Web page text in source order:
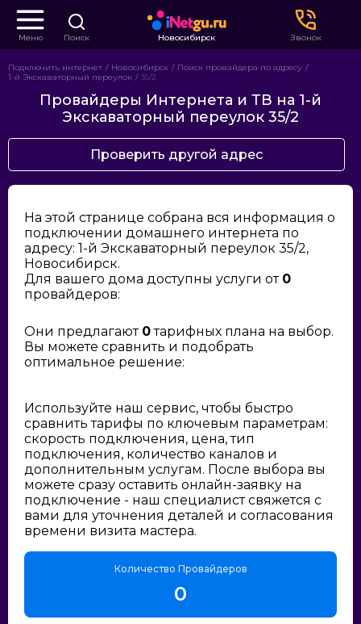
Меню Поиск Новосибирск Звонок
Подключить интернет Новосибирск
Поиск провайдера по адресу
1-й Экскаваторный переулок
35/2
Провайдеры Интернета и ТВ на 1-й
Экскаваторный переулок 35/2
Проверить другой адрес
На этой странице собрана вся информация о
подключении домашнего интернета по
адресу: 1-й Экскаваторный переулок 35/2,
Новосибирск.
Для вашего дома доступны услуги от 0
провайдеров:
Они предлагают 0тарифных плана на выбор.
Вы можете сравнить и подобрать
оптимальное решение:
Используйте наш сервис, чтобы быстро
сравнить тарифы по ключевым параметрам:
скорость подключения, цена, тип
подключения, количество каналов и
дополнительным услугам. После выбора вы
можете сразу оставить онлайн-заявку на
подключение - наш специалист свяжется с
вами для уточнения деталей и согласования
времени визита мастера.
Количество Провайдеров
0